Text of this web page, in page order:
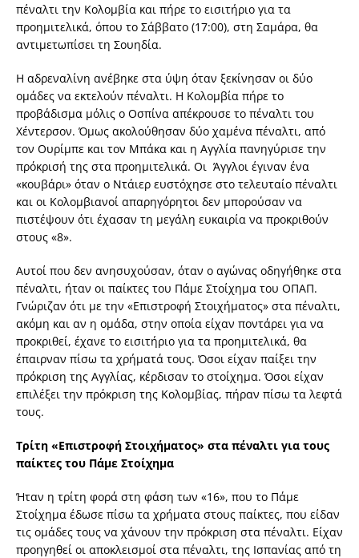
πέναλτι την Κολομβία και πήρε το εισιτήριο για τα
προημιτελικά, όπου το Σάββατο (17:00), στη Σαμάρα, θα
αντιμετωπίσει τη Σουηδία.
Η αδρεναλίνη ανέβηκε στα ύψη όταν ξεκίνησαν οι δύο
ομάδες να εκτελούν πέναλτι. Η Κολομβία πήρε το
προβάδισμα μόλις ο Οσπίνα απέκρουσε το πέναλτι του
Χέντερσον. Όμως ακολούθησαν δύο χαμένα πέναλτι, από
τον Ουρίμπε και τον Μπάκα και η Αγγλία πανηγύρισε την
πρόκρισή της στα προημιτελικά. Οι Άγγλοι έγιναν ένα
«κουβάρι» όταν ο Ντάιερ ευστόχησε στο τελευταίο πέναλτι
και οι Κολομβιανοί απαρηγόρητοι δεν μπορούσαν να
πιστέψουν ότι έχασαν τη μεγάλη ευκαιρία να προκριθούν
στους «8».
Αυτοί που δεν ανησυχούσαν, όταν ο αγώνας οδηγήθηκε στα
πέναλτι, ήταν οι παίκτες του Πάμε Στοίχημα του ΟΠΑΠ.
Γνώριζαν ότι με την «Επιστροφή Στοιχήματος» στα πέναλτι,
ακόμη και αν η ομάδα, στην οποία είχαν ποντάρει για να
προκριθεί, έχανε το εισιτήριο για τα προημιτελικά, θα
έπαιρναν πίσω τα χρήματά τους. Όσοι είχαν παίξει την
πρόκριση της Αγγλίας, κέρδισαν το στοίχημα. Όσοι είχαν
επιλέξει την πρόκριση της Κολομβίας, πήραν πίσω τα λεφτά
τους.
Τρίτη «Επιστροφή Στοιχήματος» στα πέναλτι για τους
παίκτες του Πάμε Στοίχημα
Ήταν η τρίτη φορά στη φάση των «16», που το Πάμε
Στοίχημα έδωσε πίσω τα χρήματα στους παίκτες, που είδαν
τις ομάδες τους να χάνουν την πρόκριση στα πέναλτι. Είχαν
προηγηθεί οι αποκλεισμοί στα πέναλτι, της Ισπανίας από τη